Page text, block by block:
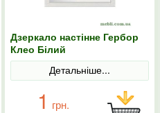
Дзеркало настінне Гербор
Клео Білий
Детальніше...
1 грн.